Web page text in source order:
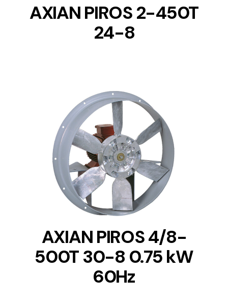
AXIAN PIROS 2-450T
24-8
DETAILS
AXIAN PIROS 4/8-
500T 30-8 0.75 kW
60Hz